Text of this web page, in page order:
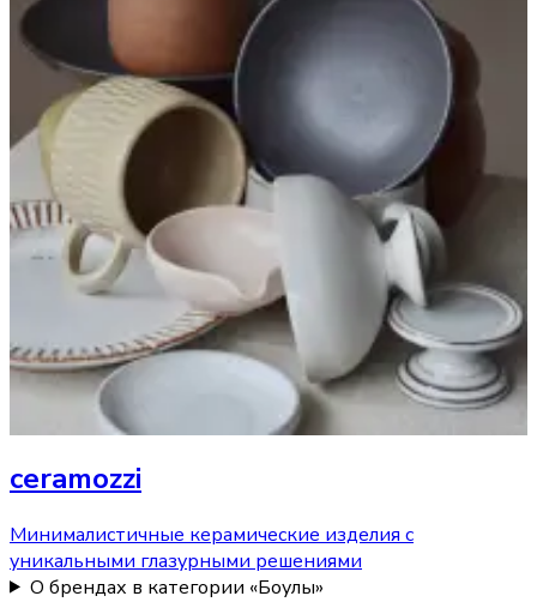
ceramozzi
Минималистичные керамические изделия с
уникальными глазурными решениями
О брендах в категории «Боулы»